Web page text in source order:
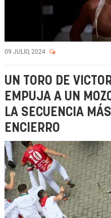
09 JULIO, 2024
UN TORO DE
EMPUJA A UN
LA SECUENCIA
ENCIERRO